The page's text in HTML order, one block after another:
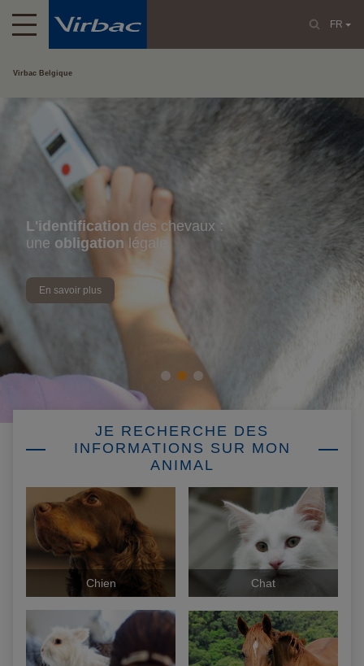
FR
Virbac Belgique
L'identification des chevaux :
une obligation légale
En savoir plus
JE RECHERCHE DES
INFORMATIONS SUR MON
ANIMAL
Chien Chat